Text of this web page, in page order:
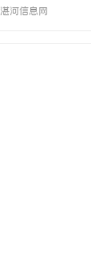
湛河信息网